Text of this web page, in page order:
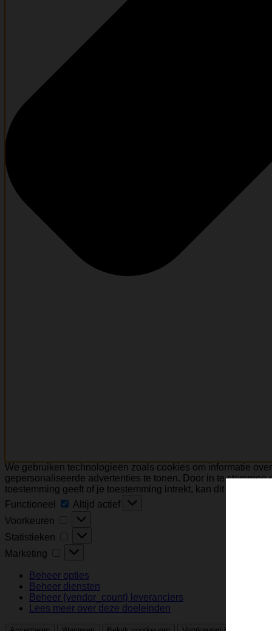
We gebruiken technologieën zoals cookies om informatie
gepersonaliseerde advertenties te tonen. Door in te
toestemming geeft of je toestemming intrekt, kan dit een
Functioneel
Functioneel
Altijd actief
Voorkeuren
Voorkeuren
Statistieken Statistieken
Marketing Marketing
Beheer opties
Beheer diensten
Beheer {vendor_count} leveranciers
Lees meer over deze doeleinden